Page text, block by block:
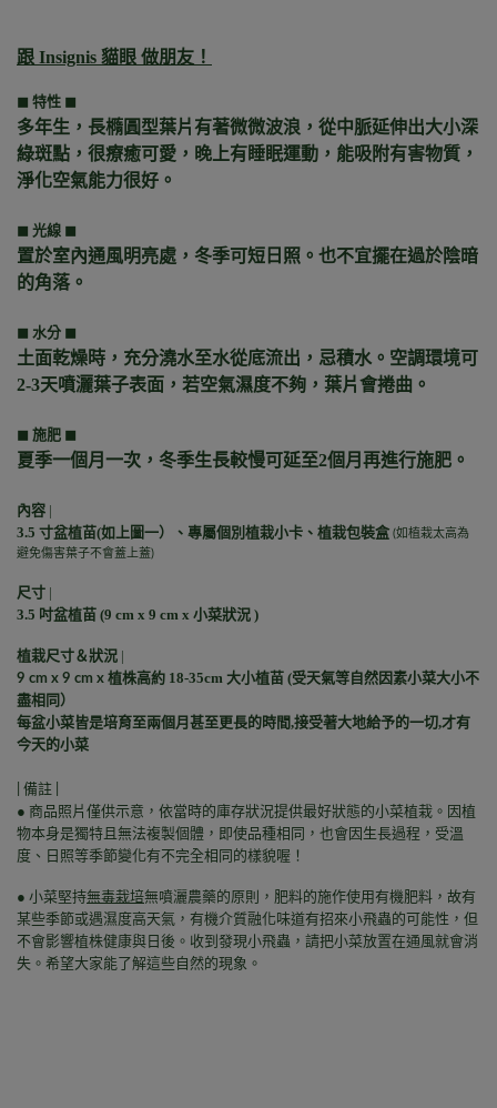
跟 Insignis 貓眼 做朋友！
◼︎ 特性 ◼︎
多年生，長橢圓型葉片有著微微波浪，從中脈延伸出大小深
綠斑點，很療癒可愛，晚上有睡眠運動，能吸附有害物質，
淨化空氣能力很好。
◼︎ 光線 ◼︎
置於室內通風明亮處，冬季可短日照。也不宜擺在過於陰暗
的角落。
◼︎ 水分 ◼︎
土面乾燥時，充分澆水至水從底流出，忌積水。空調環境可
2-3天噴灑葉子表面，若空氣濕度不夠，葉片會捲曲。
◼︎ 施肥 ◼︎
夏季一個月一次，冬季生長較慢可延至2個月再進行施肥。
內容 |
3.5 寸盆植苗(如上圖一）、專屬個別植栽小卡、植栽包裝盒 (如植栽太高為
避免傷害葉子不會蓋上蓋)
尺寸 |
3.5 吋盆植苗 (9 cm x 9 cm x 小菜狀況 )
植栽尺寸＆狀況 |
9 cm x 9 cm x 植株高約 18-35cm 大小植苗 (受天氣等自然因素小菜大小不
盡相同）
每盆小菜皆是培育至兩個月甚至更長的時間,接受著大地給予的一切,才有
今天的小菜
| 備註 |
● 商品照片僅供示意，依當時的庫存狀況提供最好狀態的小菜植栽。因植
物本身是獨特且無法複製個體，即使品種相同，也會因生長過程，受溫
度、日照等季節變化有不完全相同的樣貌喔！
● 小菜堅持無毒栽培無噴灑農藥的原則，肥料的施作使用有機肥料，故有
某些季節或遇濕度高天氣，有機介質融化味道有招來小飛蟲的可能性，但
不會影響植株健康與日後。收到發現小飛蟲，請把小菜放置在通風就會消
失。希望大家能了解這些自然的現象。